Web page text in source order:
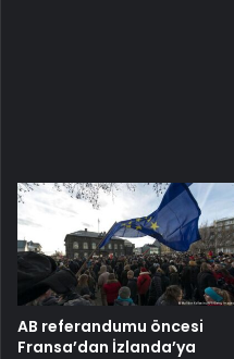
AB referandumu öncesi
Fransa’dan İzlanda’ya